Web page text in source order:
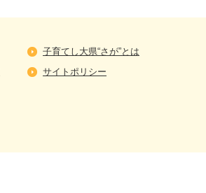
子育てし大県“さが”とは
サイトポリシー